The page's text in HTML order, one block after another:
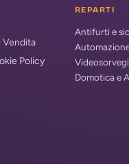
Vendita
Policy
REPARTI
Antifurti e
Domotica e